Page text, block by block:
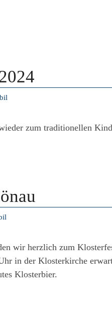
zum traditionellen
wir herzlich zum
in der Klosterkirche
Klosterbier.